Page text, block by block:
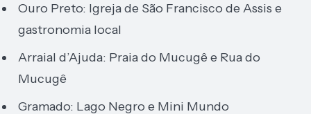
Ouro Preto: Igreja de São Francisco de Assis e
gastronomia local
Arraial d’Ajuda: Praia do Mucugê e Rua do
Mucugê
Gramado: Lago Negro e Mini Mundo